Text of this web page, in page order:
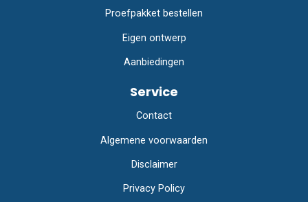
Proefpakket bestellen
Eigen ontwerp
Aanbiedingen
Service
Contact
Algemene voorwaarden
Disclaimer
Privacy Policy